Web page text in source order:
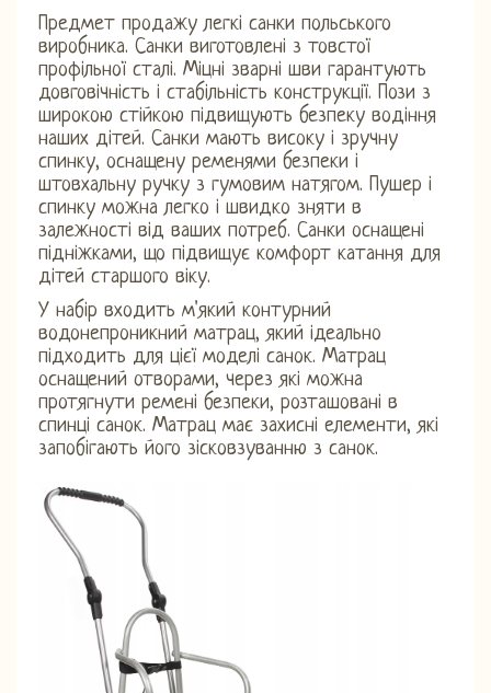
Предмет продажу легкі санки польського
виробника. Санки виготовлені з товстої
профільної сталі. Міцні зварні шви гарантують
довговічність і стабільність конструкції. Пози з
широкою стійкою підвищують безпеку водіння
наших дітей. Санки мають високу і зручну
спинку, оснащену ременями безпеки і
штовхальну ручку з гумовим натягом. Пушер і
спинку можна легко і швидко зняти в
залежності від ваших потреб. Санки оснащені
підніжками, що підвищує комфорт катання для
дітей старшого віку.
У набір входить м'який контурний
водонепроникний матрац, який ідеально
підходить для цієї моделі санок. Матрац
оснащений отворами, через які можна
протягнути ремені безпеки, розташовані в
спинці санок. Матрац має захисні елементи, які
запобігають його зісковзуванню з санок.